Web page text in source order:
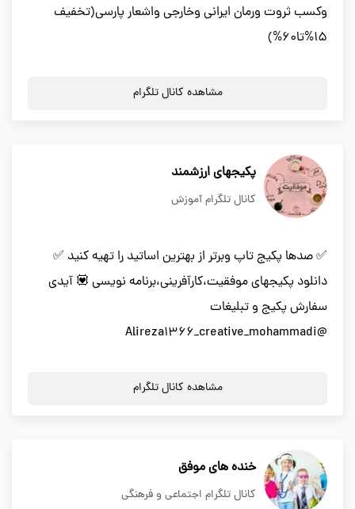
وکسب ثروت ورمان ایرانی وخارجی واشعار پارسی(تخفیف
۱۵%تا60%)
مشاهده کانال تلگرام
پکیجهای ارزشمند
کانال تلگرام آموزش
✅ صدها پکیج تاپ وبرتر از بهترین اساتید را تهیه کنید ✅
دانلود پکیجهای موفقیت،کارآفرینی،برنامه نویسی 💟 آیدی
سفارش پکیج و تبلیغات
@Alireza1366_creative_mohammadi
مشاهده کانال تلگرام
خنده های موفق
کانال تلگرام اجتماعی و فرهنگی